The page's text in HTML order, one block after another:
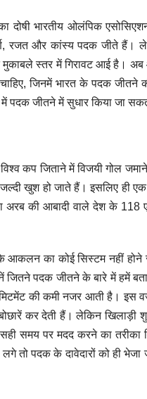
का दोषी भारतीय ओलंपिक
रजत और कांस्य पदक जीते हैं।
स्तर में गिरावट आई है। अब
जिनमें भारत के पदक जीतने
पदक जीतने में सुधार किया जा
कप जिताने में विजयी गोल
जल्दी खुश हो जाते हैं। इसलिए
अरब की आबादी वाले देश के
आकलन का कोई सिस्टम नहीं होने
पदक जीतने के बारे में हमें
की कमी नजर आती है। इस
कर देती हैं। लेकिन
समय पर मदद करने का
तो पदक के दावेदारों को ही